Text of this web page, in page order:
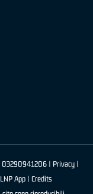
03290941206 | Privacy|
App | Credits